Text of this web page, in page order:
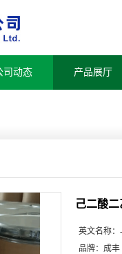
司动态 产品展厅
己二酸
英文名称： -
品牌： 成丰